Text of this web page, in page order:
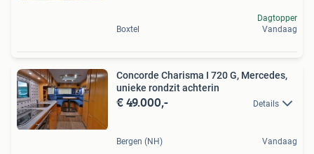
Boxtel
Dagtopper
Vandaag
Concorde Charisma I 720 G, Mercedes,
unieke rondzit achterin
€ 49.000,- Details
Bergen (NH) Vandaag